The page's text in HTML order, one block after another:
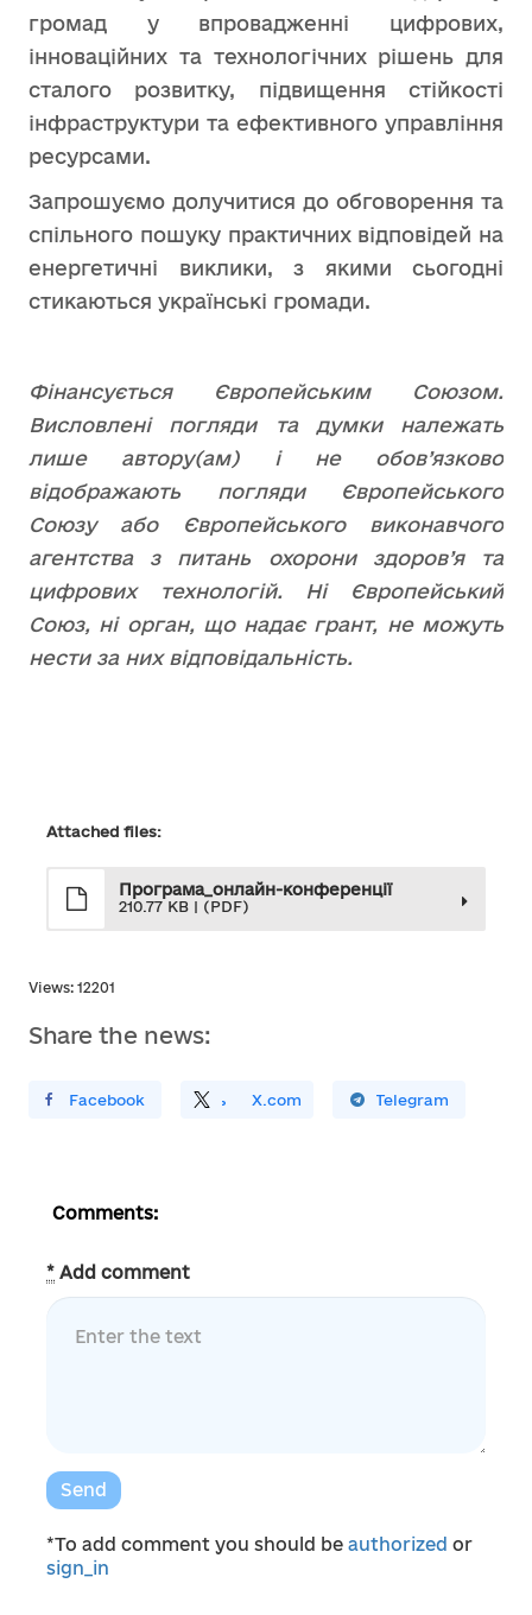
громад у впровадженні цифрових,
інноваційних та технологічних рішень для
сталого розвитку, підвищення стійкості
інфраструктури та ефективного управління
ресурсами.
Запрошуємо долучитися до обговорення та
спільного пошуку практичних відповідей на
енергетичні виклики, з якими сьогодні
стикаються українські громади.
Фінансується Європейським Союзом.
Висловлені погляди та думки належать
лише автору(ам) і не обов’язково
відображають погляди Європейського
Союзу або Європейського виконавчого
агентства з питань охорони здоров’я та
цифрових технологій. Ні Європейський
Союз, ні орган, що надає грант, не можуть
нести за них відповідальність.
Attached files:
Програма_онлайн-конференції
210.77 KB | (PDF)
Views: 12201
Share the news:
У FacebookПоділитись X.com
Поширити У Telegram
Comments:
* Add comment
Send
*To add comment you should be authorized or
sign_in